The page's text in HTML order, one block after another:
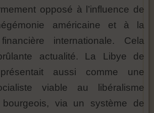
opposé à l’influence de
américaine et à la
internationale. Cela
actualité. La Libye de
aussi comme une
viable au libéralisme
bourgeois, via un système de